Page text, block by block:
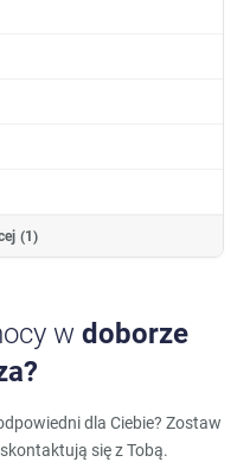
(1)
w doborze
dla Ciebie?Zostaw
się z Tobą.